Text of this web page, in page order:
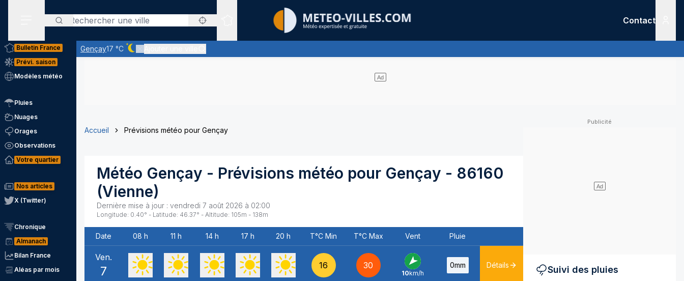
Rechercher
Sites expertis&eacute;s
Contact
Gençay17 °C
Ciel dégagé - quasiment pas de nuages
Bulletin France
Prévi. saison
Modèles météo
Pluies
Nuages
Orages
Observations
Votre quartier
Nos articles
X (Twitter)
Chronique
Almanach
Bilan France
Aléas par mois
Accueil Prévisions météo pour Gençay
Météo Gençay - Prévisions météo pour Gençay - 86160
(Vienne)
Dernière mise à jour : vendredi 7 août 2026 à 02:00
Longitude: 0.40° - Latitude: 46.37° - Altitude: 105m - 138m
Date 08 h 11 h 14 h 17 h 20 h T°C Min T°C Max Vent Pluie
Ven.
7 16 30
NE -
10km/h
0mm Détails Suivi des pluies